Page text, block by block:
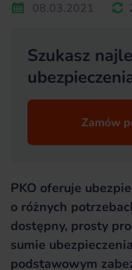
08.03.2021
Szukasz
Zamów
PKO oferuje
o różnych
dostępny, prosty
sumie
podstawowym